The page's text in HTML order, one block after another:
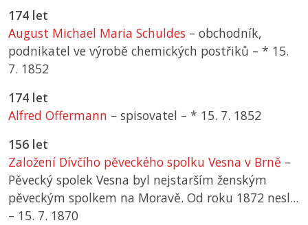
174 let
August Michael Maria Schuldes – obchodník,
podnikatel ve výrobě chemických postřiků – * 15.
7. 1852
174 let
Alfred Offermann – spisovatel – * 15. 7. 1852
156 let
Založení Dívčího pěveckého spolku Vesna v Brně –
Pěvecký spolek Vesna byl nejstarším ženským
pěveckým spolkem na Moravě. Od roku 1872 nesl...
– 15. 7. 1870